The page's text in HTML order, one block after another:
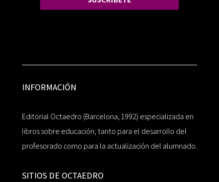
INFORMACIÓN
Editorial Octaedro (Barcelona, 1992) especializada en
libros sobre educación, tanto para el desarrollo del
profesorado como para la actualización del alumnado.
SITIOS DE OCTAEDRO